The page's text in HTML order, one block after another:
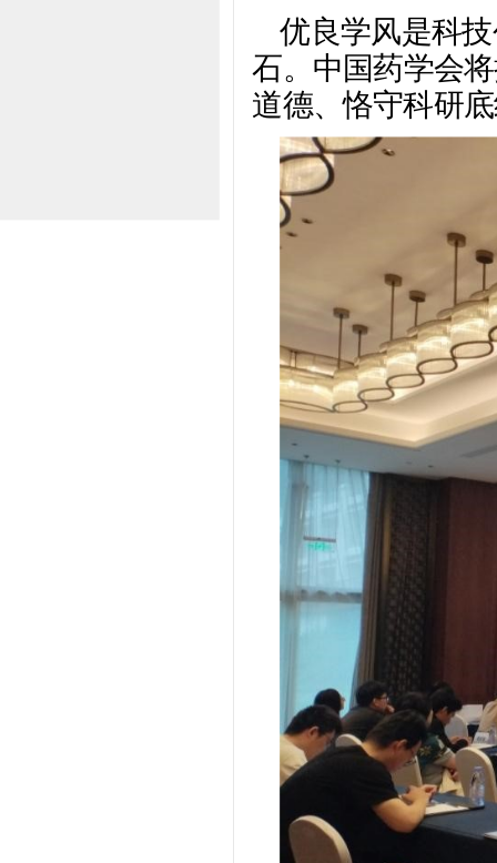
优良学风是科
石。中国药学会
道德、恪守科研